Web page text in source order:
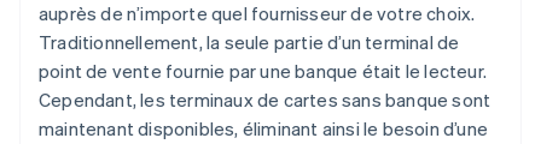
auprès de n’importe quel fournisseur de votre choix.
Traditionnellement, la seule partie d’un terminal de
point de vente fournie par une banque était le lecteur.
Cependant, les terminaux de cartes sans banque sont
maintenant disponibles, éliminant ainsi le besoin d’une